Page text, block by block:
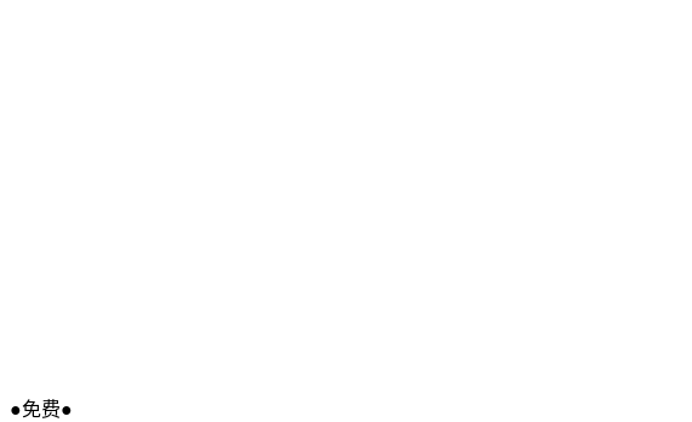
●免费●